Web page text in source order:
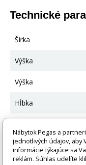
Technické
Šírka
Výška
Výška
Hĺbka
Hlavná farba
Nábytok Pegas a
jednotlivých údajov, aby
informácie týkajúce sa
reklám. Súhlas udelíte